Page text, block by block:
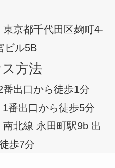
京都千代田区麹町4-
ル5B
方法
出口から徒歩1分
番出口から徒歩5分
北線 永田町駅9b 出
歩7分